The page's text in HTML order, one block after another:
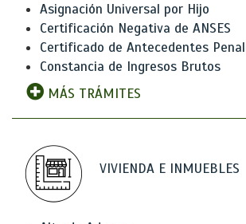
Asignación Universal por Hijo
Certificación Negativa de ANSES
Certificado de Antecedentes
Constancia de Ingresos Brutos
MÁS TRÁMITES
VIVIENDA E INMUEBLES